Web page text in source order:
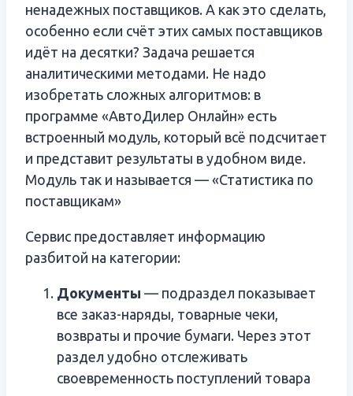
ненадежных поставщиков. А как это сделать,
особенно если счёт этих самых поставщиков
идёт на десятки? Задача решается
аналитическими методами. Не надо
изобретать сложных алгоритмов: в
программе «АвтоДилер Онлайн» есть
встроенный модуль, который всё подсчитает
и представит результаты в удобном виде.
Модуль так и называется — «Статистика по
поставщикам»
Сервис предоставляет информацию
разбитой на категории:
Документы — подраздел показывает
все заказ-наряды, товарные чеки,
возвраты и прочие бумаги. Через этот
раздел удобно отслеживать
своевременность поступлений товара